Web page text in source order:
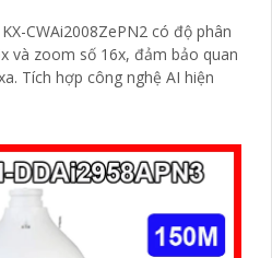
CWAi2008ZePN2 có độ phân
và zoom số 16x, đảm bảo quan